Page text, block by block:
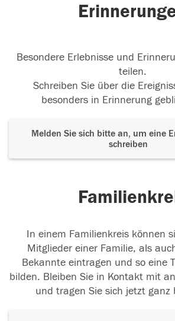
Besondere Erlebnisse und
teilen.
Schreiben Sie über die
besonders in Erinnerung
Melden Sie sich bitte an, um eine
schreiben
In einem Familienkreis können
Mitglieder einer Familie, als
Bekannte eintragen und so eine
bilden. Bleiben Sie in Kontakt mit
und tragen Sie sich jetzt ganz